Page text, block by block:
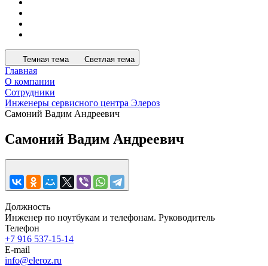
Темная тема Светлая тема
Главная
О компании
Сотрудники
Инженеры сервисного центра Элероз
Самоний Вадим Андреевич
Самоний Вадим Андреевич
Должность
Инженер по ноутбукам и телефонам. Руководитель
Телефон
+7 916 537-15-14
E-mail
info@eleroz.ru